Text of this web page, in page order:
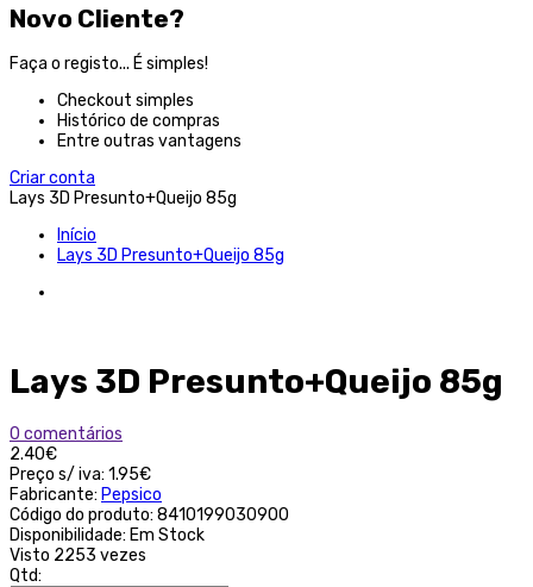
Novo Cliente?
Faça o registo... É simples!
Checkout simples
Histórico de compras
Entre outras vantagens
Criar conta
Lays 3D Presunto+Queijo 85g
Início
Lays 3D Presunto+Queijo 85g
Lays 3D Presunto+Queijo 85g
0 comentários
2.40€
Preço s/ iva: 1.95€
Fabricante: Pepsico
Código do produto: 8410199030900
Disponibilidade: Em Stock
Visto 2253 vezes
Qtd: